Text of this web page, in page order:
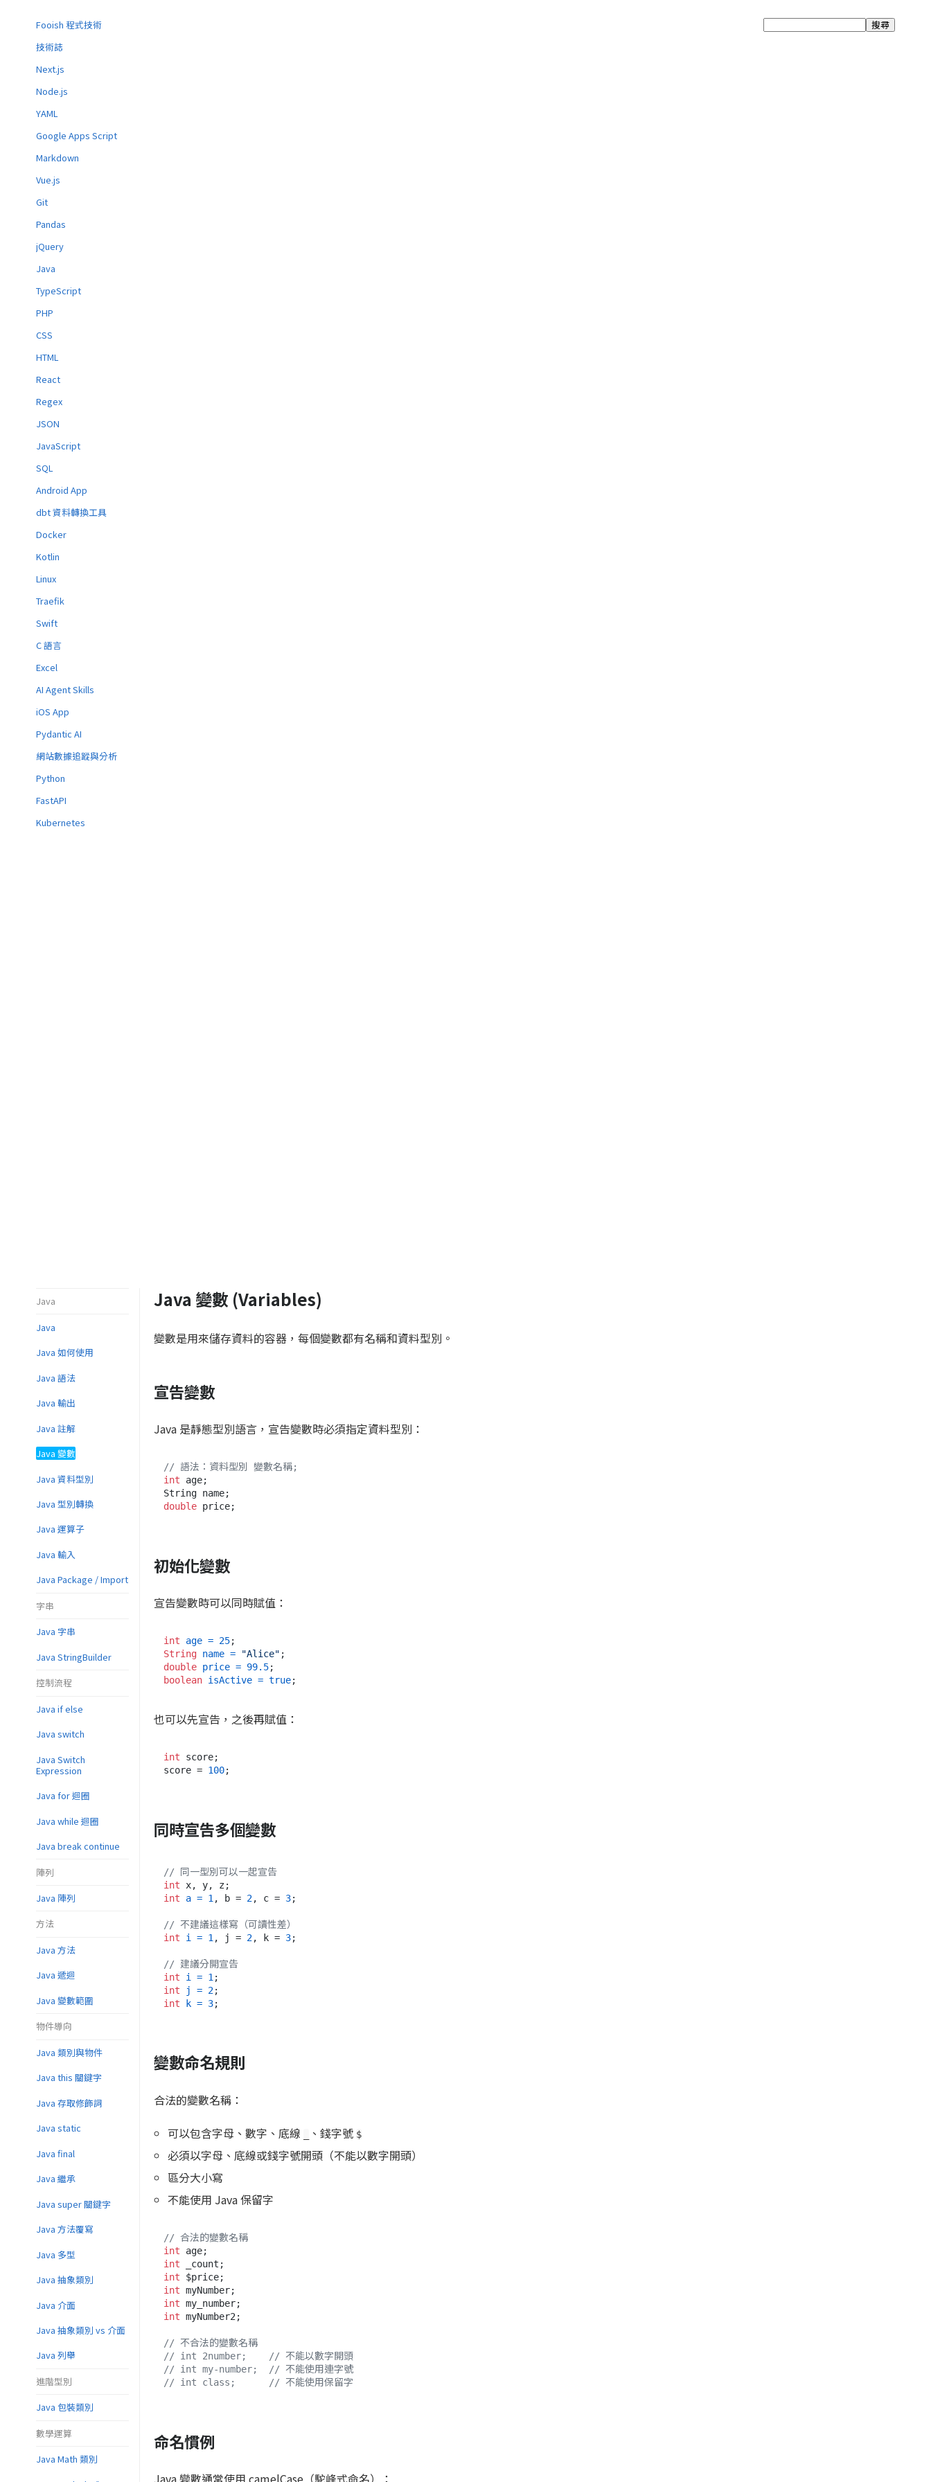
Fooish 程式技術
技術誌
Next.js
Node.js
YAML
Google Apps Script
Markdown
Vue.js
Git
Pandas
jQuery
Java
TypeScript
PHP
CSS
HTML
React
Regex
JSON
JavaScript
SQL
Android App
dbt 資料轉換工具
Docker
Kotlin
Linux
Traefik
Swift
C 語言
Excel
AI Agent Skills
iOS App
Pydantic AI
網站數據追蹤與分析
Python
FastAPI
Kubernetes
Java 變數 (Variables)
變數是用來儲存資料的容器，每個變數都有名稱和資料型別。
宣告變數
Java 是靜態型別語言，宣告變數時必須指定資料型別：
// 語法：資料型別 變數名稱;
int age;
double
初始化變數
宣告變數時可以同時賦值：
int age = 25
String name = "Alice"
double price = 99.5
boolean isActive = true
也可以先宣告，之後再賦值：
int score;
score = 100
同時宣告多個變數
// 同一型別可以一起宣告
int
int
a = 1 , b = 2, c = 3;
// 不建議這樣寫（可讀性差）
int
i = 1 , j = 2, k = 3;
// 建議分開宣告
int
i = 1
int
j = 2
int
k = 3
變數命名規則
合法的變數名稱：
可以包含字母、數字、底線
、錢字號 $
必須以字母、底線或錢字號開頭（不能以數字開頭）
區分大小寫
不能使用 Java 保留字
// 合法的變數名稱
int
int
int
int
int
int myNumber2;
// 不合法的變數名稱
// int 2number;    // 不能以數字開頭
// int my-number;  // 不能使用連字號
// int class;      // 不能使用保留字
命名慣例
Java 變數通常使用 camelCase（駝峰式命名）：
Java
Java
Java 如何使用
Java 語法
Java 輸出
Java 註解
Java 變數
Java 資料型別
Java 型別轉換
Java 運算子
Java 輸入
Java Package / Import
字串
Java 字串
Java StringBuilder
控制流程
Java if else
Java switch
Java Switch
Expression
Java for 迴圈
Java while 迴圈
Java break continue
陣列
Java 陣列
方法
Java 方法
Java 遞迴
Java 變數範圍
物件導向
Java 類別與物件
Java this 關鍵字
Java 存取修飾詞
Java static
Java final
Java 繼承
Java super 關鍵字
Java 方法覆寫
Java 多型
Java 抽象類別
Java 介面
Java 抽象類別 vs 介面
Java 列舉
進階型別
Java 包裝類別
數學運算
Java Math 類別